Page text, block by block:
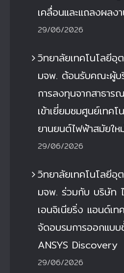
เคลื่อนและแถลงผลง
29/06/2026
วิทยาลัยเทคโนโลยีอุ
มจพ. ต้อนรับคณะผู้บ
การลงทุนจากสาธาร
เข้าเยี่ยมชมศูนย์เทค
ยานยนต์ไฟฟ้าสมัยให
29/06/2026
วิทยาลัยเทคโนโลยีอุ
มจพ. ร่วมกับ บริษัท
เอนจิเนียริ่ง แอนด์เ
จัดอบรมการออกแบ
ANSYS Discovery
29/06/2026